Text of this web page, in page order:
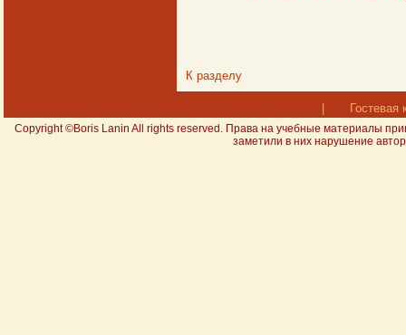
К разделу
Гостевая
Copyright ©Boris Lanin All rights reserved. Права на учебные материалы
заметили в них нарушение